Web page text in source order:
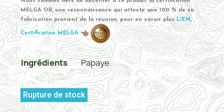
MELGA OR, une reconnaissance qui atteste que 100 % de sa
fabrication provient de la réunion, pour en savoir plusLIEN,
Certification MELGA
Ingrédients Papaye
Rupture de stock